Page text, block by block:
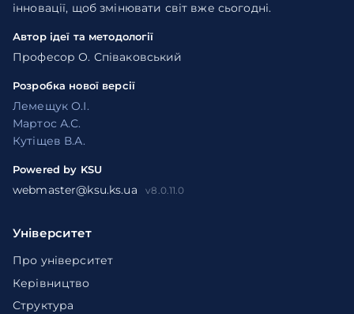
інновації, щоб змінювати світ вже сьогодні.
Автор ідеї та методології
Професор О. Співаковський
Розробка нової версії
Лемещук О.І.
Мартос А.С.
Кутіщев В.А.
Powered by KSU
webmaster@ksu.ks.ua v8.0.11.0
Університет
Про університет
Керівництво
Структура